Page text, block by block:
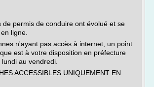
de permis de conduire ont évolué et se
ligne.
n'ayant pas accès à internet, un point
est à votre disposition en préfecture
au vendredi.
ACCESSIBLES UNIQUEMENT EN